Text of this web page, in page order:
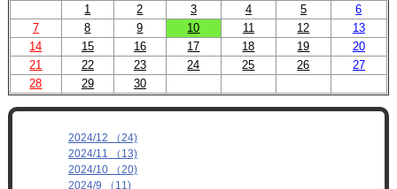
1
2 3 4 5
6
7
8 9 10 11 12
13
14
15 16 17 18 19
20
21
22 23 24 25 26
27
28
29 30
2024/12 （24)
2024/11 （13)
2024/10 （20)
2024/9 （11)